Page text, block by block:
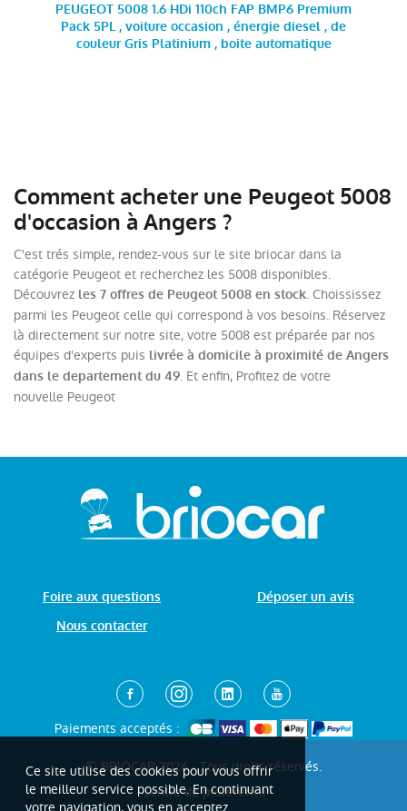
Ce site utilise des cookies pour vous offrir
le meilleur service possible. En continuant
PEUGEOT 5008 1.6 HDi 110ch FAP BMP6 Premium
Pack 5PL , voiture occasion , énergie diesel , de
couleur Gris Platinium , boite automatique
Comment acheter une Peugeot 5008
d'occasion à Angers ?
C'est trés simple, rendez-vous sur le site briocar dans la
catégorie Peugeot et recherchez les 5008 disponibles.
Découvrez les 7 offres de Peugeot 5008 en stock. Choississez
parmi les Peugeot celle qui correspond à vos besoins. Réservez
là directement sur notre site, votre 5008 est préparée par nos
équipes d'experts puis livrée à domicile à proximité de Angers
dans le departement du 49. Et enfin, Profitez de votre
nouvelle Peugeot
Foire aux questions
Nous contacter
Déposer un avis
Paiements acceptés :
© BRIOCAR 2026 - Tous droits réservés.
Centre de préférence